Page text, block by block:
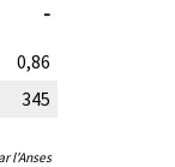
-
0,86
345
l'Anses